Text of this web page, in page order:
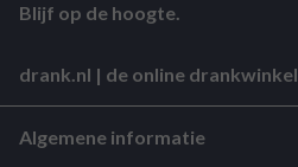
drank.nl | de online drankwinkel
Algemene informatie
Blijf op de hoogte.